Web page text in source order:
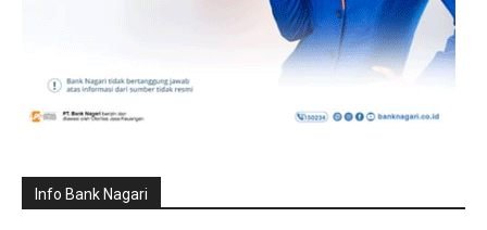
Info Bank Nagari